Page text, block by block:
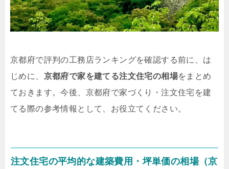
京都府で評判の工務店ランキングを確認する前に、は
じめに、 京都府で家を建てる注文住宅の相場をまとめ
ておきます。今後、京都府で家づくり・注文住宅を建
てる際の参考情報として、お役立てください。
注文住宅の平均的な建築費用・坪単価の相場（京